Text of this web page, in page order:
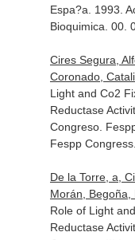
Espa?a. 1993.
Bioquimica. 00.
Cires Segura,
Coronado,
Light and Co2
Reductase
Congreso.
Fespp
De la Torre, a,
Morán, Begoña,
Role of Light
Reductase